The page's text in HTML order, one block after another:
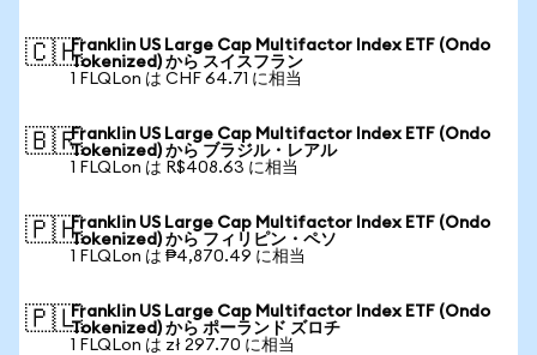
🇨🇭Franklin US Large Cap Multifactor Index ETF (Ondo
Tokenized) から スイスフラン
1 FLQLon は CHF 64.71 に相当
🇧🇷Franklin US Large Cap Multifactor Index ETF (Ondo
Tokenized) から ブラジル・レアル
1 FLQLon は R$408.63 に相当
🇵🇭Franklin US Large Cap Multifactor Index ETF (Ondo
Tokenized) から フィリピン・ペソ
1 FLQLon は ₱4,870.49 に相当
🇵🇱Franklin US Large Cap Multifactor Index ETF (Ondo
Tokenized) から ポーランド ズロチ
1 FLQLon は zł 297.70 に相当